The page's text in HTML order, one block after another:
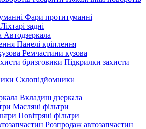
Фари протитуманні
Ліхтарі задні
Автодзеркала
Панелі кріплення
Ремчастини кузова
Підкрилки захисти
Склопідйомники
Вкладиш дзеркала
Масляні фільтри
Повітряні фільтри
Розпродаж автозапчастин